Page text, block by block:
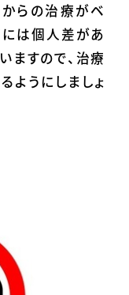
らの治療がベ
には個人差があ
ますので、治療
ようにしましょ